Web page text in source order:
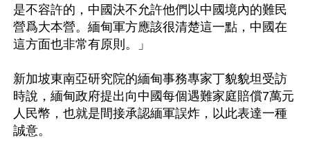
是不容許的，中國決不允許他們以中國境內的難民
營爲大本營。緬甸軍方應該很清楚這一點，中國在
這方面也非常有原則。」
新加坡東南亞研究院的緬甸事務專家丁貌貌坦受訪
時說，緬甸政府提出向中國每個遇難家庭賠償7萬元
人民幣，也就是間接承認緬軍誤炸，以此表達一種
誠意。